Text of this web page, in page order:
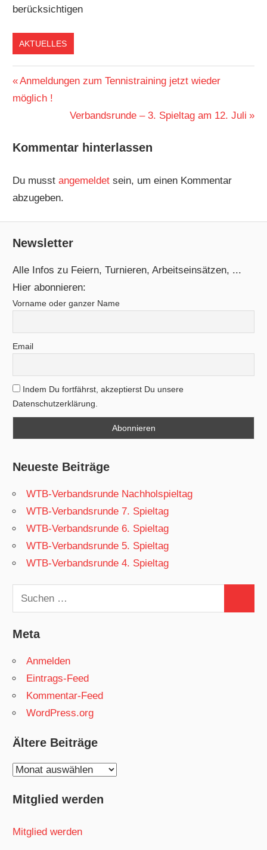
berücksichtigen
AKTUELLES
Beitragsnavigation
Vorheriger
Beitrag:
Anmeldungen zum Tennistraining jetzt wieder
möglich !
Nächster
Verbandsrunde – 3. Spieltag am 12. Juli
Kommentar hinterlassen
Du musstangemeldet sein, um einen Kommentar
abzugeben.
Newsletter
Alle Infos zu Feiern, Turnieren, Arbeitseinsätzen, ...
Hier abonnieren:
Vorname oder ganzer Name
Email
Indem Du fortfährst, akzeptierst Du unsere
Datenschutzerklärung.
Neueste Beiträge
WTB-Verbandsrunde Nachholspieltag
WTB-Verbandsrunde 7. Spieltag
WTB-Verbandsrunde 6. Spieltag
WTB-Verbandsrunde 5. Spieltag
WTB-Verbandsrunde 4. Spieltag
Suchen
nach:
Meta
Anmelden
Eintrags-Feed
Kommentar-Feed
WordPress.org
Ältere Beiträge
Ältere
Mitglied werden
Mitglied werden